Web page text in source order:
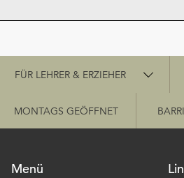
Schnellzugriff
FÜR LEHRER & ERZIEHER
MONTAGS GEÖFFNET
Menü